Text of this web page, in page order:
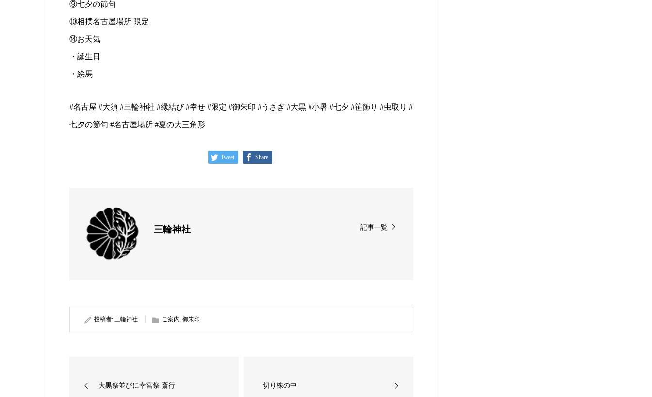
⑨七夕の節句
⑩相撲名古屋場所 限定
⑭お天気
・誕生日
・絵馬
#名古屋 #大須 #三輪神社 #縁結び #幸せ #限定 #御朱印 #うさぎ #大黒 #小暑 #七夕 #笹飾り #虫取り #
七夕の節句 #名古屋場所 #夏の大三角形
Tweet Share
記事一覧
三輪神社
投稿者: 三輪神社 ご案内, 御朱印
大黒祭並びに幸宮祭 斎行 切り株の中